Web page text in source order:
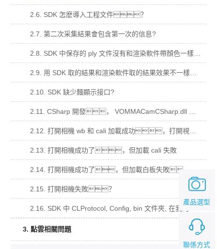
2.6. SDK 怎麽導入工程文件？
2.7. 第二次采集結果會包含第一次的信息?
2.10. SDK 缺少麵顯示接口?
2.13. 打開相機成功了，但加載 cali 失敗
2.14. 打開相機成功了，但加載白板失敗。
2.15. 打開相機失敗？
3. 點雲相關問題
聯係方式
產品選型